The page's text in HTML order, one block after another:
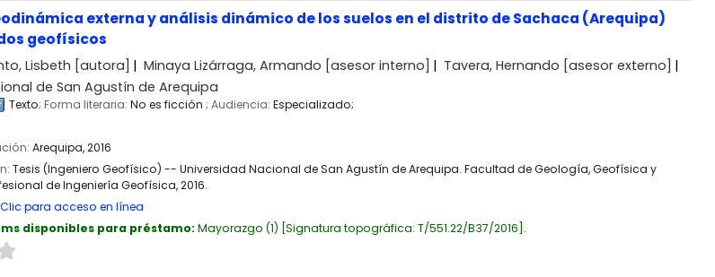
externa y análisis dinámico de los suelos en el distrito de Sachaca (Arequipa)
geofísicos
Lisbeth [autora] Minaya Lizárraga, Armando [asesor interno] Tavera, Hernando [asesor externo]
de San Agustín de Arequipa
Texto; Forma literaria: No es ficción ; Audiencia: Especializado;
Arequipa,2016
Tesis (Ingeniero Geofísico) -- Universidad Nacional de San Agustín de Arequipa. Facultad de Geología, Geofísica y
de Ingeniería Geofísica, 2016.
Clic para acceso en línea
disponibles para préstamo: Mayorazgo (1) Signatura topográfica: T/551.22/B37/2016 .